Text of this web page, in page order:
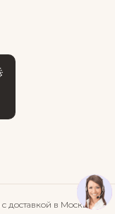
с доставкой в Москве